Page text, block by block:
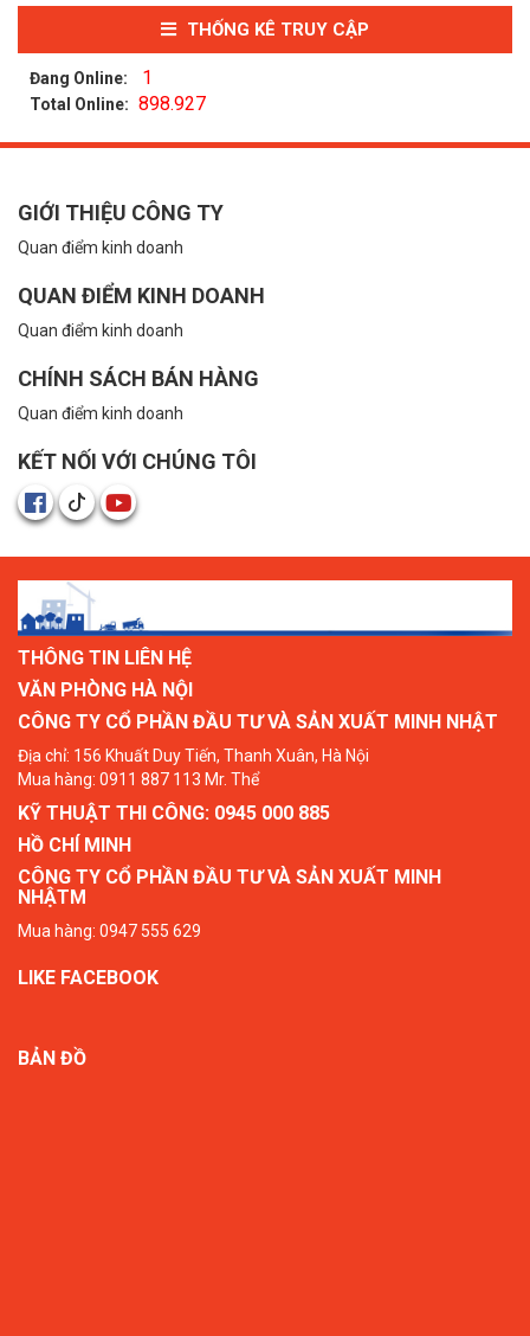
THỐNG KÊ TRUY CẬP
Đang Online: 1
Total Online: 898.927
GIỚI THIỆU CÔNG TY
Quan điểm kinh doanh
QUAN ĐIỂM KINH DOANH
Quan điểm kinh doanh
CHÍNH SÁCH BÁN HÀNG
Quan điểm kinh doanh
KẾT NỐI VỚI CHÚNG TÔI
THÔNG TIN LIÊN HỆ
VĂN PHÒNG HÀ NỘI
CÔNG TY CỔ PHẦN ĐẦU TƯ VÀ SẢN XUẤT MINH NHẬT
Địa chỉ: 156 Khuất Duy Tiến, Thanh Xuân, Hà Nội
Mua hàng: 0911 887 113 Mr. Thể
KỸ THUẬT THI CÔNG: 0945 000 885
HỒ CHÍ MINH
CÔNG TY CỔ PHẦN ĐẦU TƯ VÀ SẢN XUẤT MINH
NHẬTM
Mua hàng: 0947 555 629
LIKE FACEBOOK
BẢN ĐỒ